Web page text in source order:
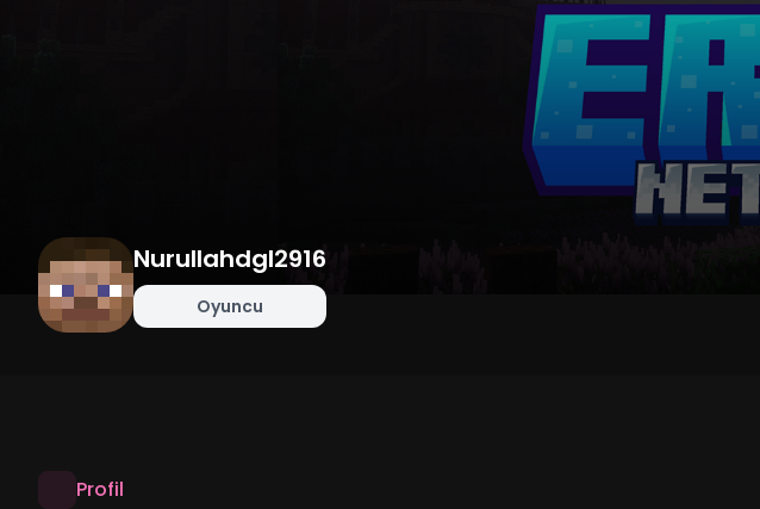
Nurullahdgl2916
Oyuncu
Profil